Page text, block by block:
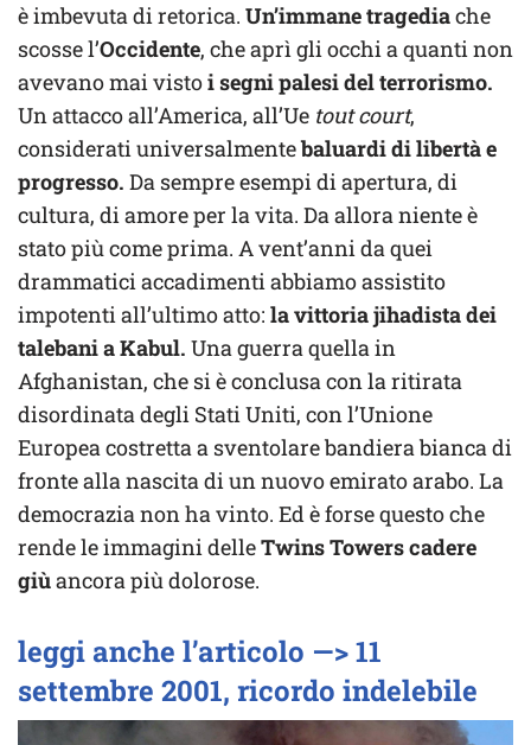
è imbevuta di retorica. Un’immane tragediache
scosse l’Occidente, che aprì gli occhi a quanti non
avevano mai vistoi segni palesi del terrorismo.
Un attacco all’America, all’Ue tout court,
considerati universalmentebaluardi di libertà e
progresso. Da sempre esempi di apertura, di
cultura, di amore per la vita. Da allora niente è
stato più come prima. A vent’anni da quei
drammatici accadimenti abbiamo assistito
impotenti all’ultimo atto: la vittoria jihadista dei
talebani a Kabul. Una guerra quella in
Afghanistan, che si è conclusa con la ritirata
disordinata degli Stati Uniti, con l’Unione
Europea costretta a sventolare bandiera bianca di
fronte alla nascita di un nuovo emirato arabo. La
democrazia non ha vinto. Ed è forse questo che
rende le immagini delleTwins Towers cadere
giùancora più dolorose.
leggi anche l’articolo —> 11
settembre 2001, ricordo indelebile